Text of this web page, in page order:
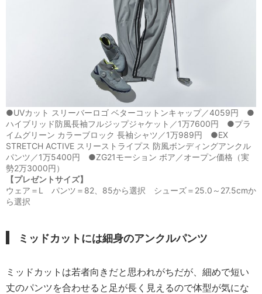
●UVカット スリーバーロゴ ベターコットンキャップ／4059円 ●
ハイブリッド防風長袖フルジップジャケット／1万7600円 ●プラ
イムグリーン カラーブロック 長袖シャツ／1万989円 ●EX
STRETCH ACTIVE スリーストライプス 防風ボンディングアンクル
パンツ／1万5400円 ●ZG21モーション ボア／オープン価格（実
勢2万3000円）
【プレゼントサイズ】
ウェア＝L パンツ＝82、85から選択 シューズ＝25.0～27.5cmか
ら選択
ミッドカットには細身のアンクルパンツ
ミッドカットは若者向きだと思われがちだが、細めで短い
丈のパンツを合わせると足が長く見えるので体型が気にな